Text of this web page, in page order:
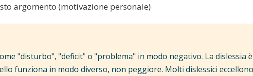
argomento (motivazione personale)
"disturbo", "deficit" o "problema" in modo negativo. La dislessia
funziona in modo diverso, non peggiore. Molti dislessici